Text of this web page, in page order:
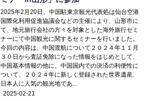
2025年2月20日、中国駐東京観光代表処は仙台空港
国際化利用促進協議会などの主催により、山形市に
て、地元旅行会社の方々を対象とした海外旅行セミ
ナーにて中国観光に関するセミナーを行いました。
今回の内容は、中国渡航について２０２４年１１月
３０日から査証免除になった情報をはじめとして、
中国基本情報の他に、中国国内での決済の利便性に
ついて、２０２４年に新しく登録された世界遺産、
日本人に人気の観光地であ...
2025-02-21